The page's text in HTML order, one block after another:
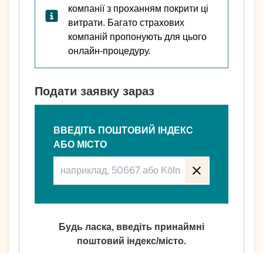
компанії з проханням покрити ці
витрати. Багато страхових
компаній пропонують для цього
онлайн-процедуру.
Подати заявку зараз
ВВЕДІТЬ ПОШТОВИЙ ІНДЕКС
АБО МІСТО
Будь ласка, введіть принаймні
поштовий індекс/місто.